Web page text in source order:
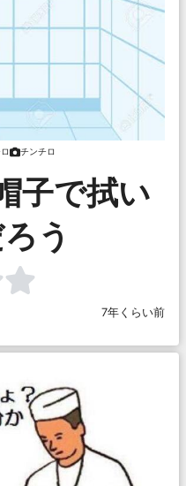
チンチロ
子で拭い
う
7年くらい前